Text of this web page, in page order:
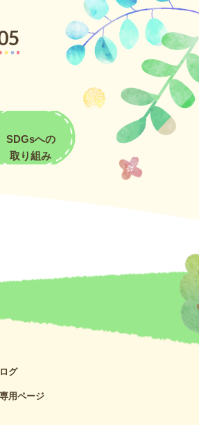
SDGsへの
取り組み
虫を見ることができ、最初から最後までと
わかば組 祖父母へのハガキ作り☆
グ
用ページ